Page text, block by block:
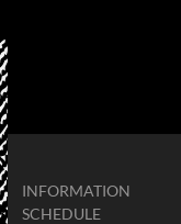
INFORMATION
SCHEDULE